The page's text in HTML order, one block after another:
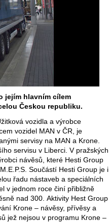
jejím hlavním cílem
Českou republiku.
vozidla a výrobce
vozidel MAN v ČR, je
servisy na MAN a Krone.
servisu v Liberci. V pražských
návěsů, které Hesti Group
Součástí Hesti Group je i
řadu nástaveb a speciálních
v jednom roce činí přibližně
nad 300. Aktivity Hest Group
Krone – návěsy, přívěsy a
jež nejsou v programu Krone –